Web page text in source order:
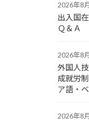
2026年8
出入国
Ｑ＆Ａ
2026年8
外国人
成就労
ア語・
2026年8